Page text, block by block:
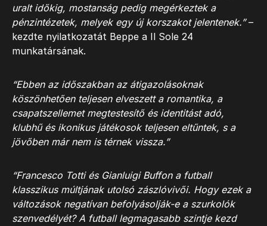
uralt időkig, mostanság pedig megérkeztek a
pénzintézetek, melyek egy új korszakot jelentenek.”–
kezdte nyilatkozatát Beppe a Il Sole 24
munkatársának.
“Ebben az időszakban az átigazolásoknak
köszönhetően teljesen elveszett a romantika, a
csapatszellemet megtestesítő és identitást adó,
klubhű és ikonikus játékosok teljesen eltűntek, s a
jövőben már nem is térnek vissza.”
“Francesco Totti és Gianluigi Buffon a futball
klasszikus múltjának utolsó zászlóvivői. Hogy ezek a
változások negatívan befolyásolják-e a szurkolók
szenvedélyét? A futball legmagasabb szintje kezd